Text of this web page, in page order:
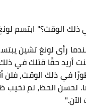
الوقت؟" ابتسم
رأى لونغ تشين
أريد حقًا قتلك في
في ذلك الوقت، فلن
لحسن الحظ، لم تخيب